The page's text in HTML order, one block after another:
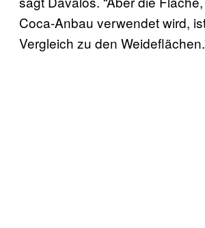
Coca-Anbau verwendet wird,
Vergleich zu den